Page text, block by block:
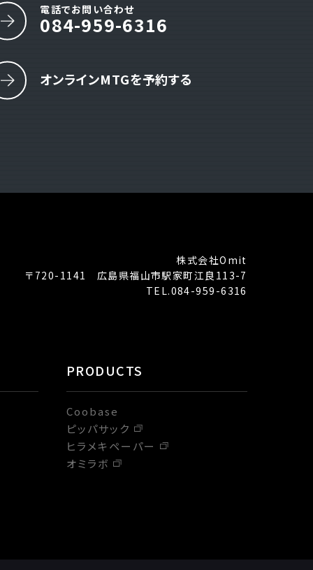
電話でお問い合わせ
084-959-6316
オンラインMTGを予約する
株式会社Omit
〒720-1141 広島県福山市駅家町江良113-7
TEL.084-959-6316
PRODUCTS
Coobase
ピッパサック
ヒラメキペーパー
オミラボ